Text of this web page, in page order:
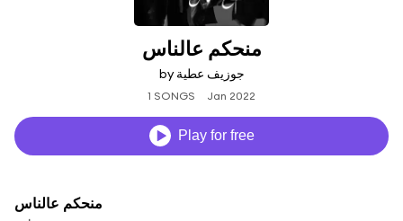
منحكم عالناس
by جوزيف عطية
1 SONGS Jan 2022
Play for free
منحكم عالناس